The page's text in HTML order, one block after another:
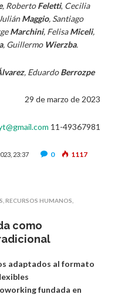
, RobertoFeletti, Cecilia
Maggio, Santiago
Marchini, FelisaMiceli,
, Guillermo Wierzba.
, EduardoBerrozpe
29 de marzo de 2023
11-49367981
23:37 0 1117
RECURSOS HUMANOS
como
adaptados al formato
fundada en